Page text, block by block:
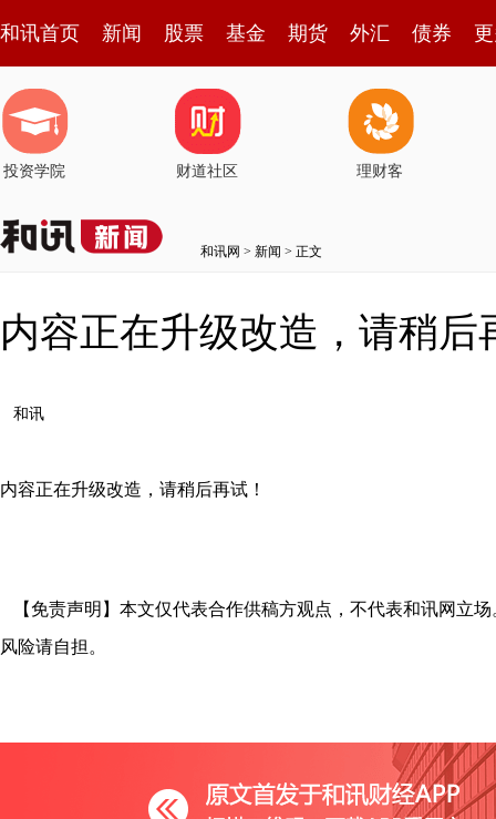
和讯首页 新闻 股票 基金 期货 外汇 债券
投资学院 财道社区 理财客
和讯网 > 新闻 > 正文
内容正在升级改造，请稍后
和讯
内容正在升级改造，请稍后再试！
【免责声明】本文仅代表合作供稿方观点，不代表和讯网立
风险请自担。